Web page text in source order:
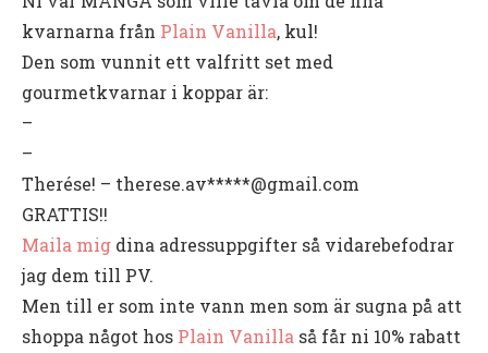
kvarnarna från Plain Vanilla, kul!
Den som vunnit ett valfritt set med
gourmetkvarnar i koppar är:
–
–
Therése! – therese.av*****@gmail.com
GRATTIS!!
Maila mig dina adressuppgifter så vidarebefodrar
jag dem till PV.
Men till er som inte vann men som är sugna på att
shoppa något hos Plain Vanilla så får ni 10% rabatt